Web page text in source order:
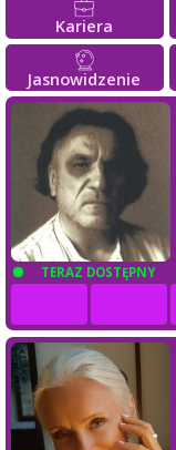
Kariera
Jasnowidzenie
TERAZ DOSTĘPNY